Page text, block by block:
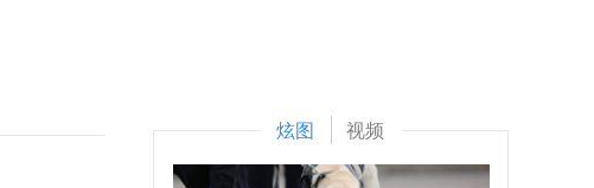
炫图 视频